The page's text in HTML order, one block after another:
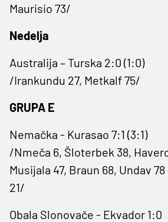
Maurisio 73/
Nedelja
Australija – Turska 2:0 (1:0)
/Irankundu 27, Metkalf 75/
GRUPA E
Nemačka - Kurasao 7:1 (3:1)
/Nmeča 6, Šloterbek 38,
Musijala 47, Braun 68, Undav
21/
Obala Slonovače - Ekvador 1:0